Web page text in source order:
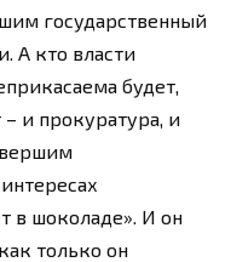
государственный
А кто власти
будет,
и прокуратура, и
в шоколаде». И он
только он